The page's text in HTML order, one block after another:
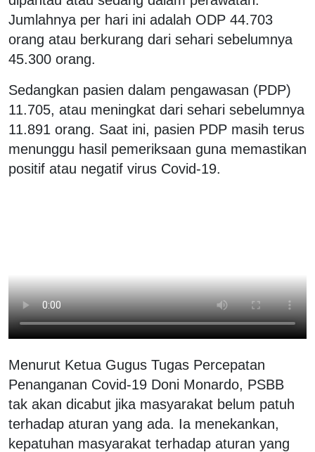
Jumlahnya per hari ini adalah ODP 44.703
orang atau berkurang dari sehari sebelumnya
45.300 orang.
Sedangkan pasien dalam pengawasan (PDP)
11.705, atau meningkat dari sehari sebelumnya
11.891 orang. Saat ini, pasien PDP masih terus
menunggu hasil pemeriksaan guna memastikan
positif atau negatif virus Covid-19.
Menurut Ketua Gugus Tugas Percepatan
Penanganan Covid-19 Doni Monardo, PSBB
tak akan dicabut jika masyarakat belum patuh
terhadap aturan yang ada. Ia menekankan,
kepatuhan masyarakat terhadap aturan yang